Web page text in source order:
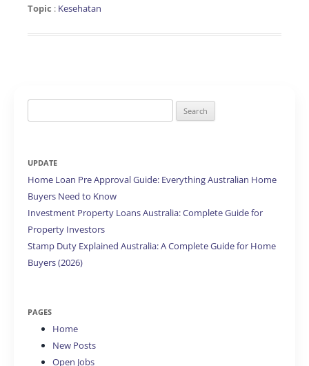
Topic : Kesehatan
for:
UPDATE
Home Loan Pre Approval Guide: Everything Australian Home
Buyers Need to Know
Investment Property Loans Australia: Complete Guide for
Property Investors
Stamp Duty Explained Australia: A Complete Guide for Home
Buyers (2026)
PAGES
Home
New Posts
Open Jobs